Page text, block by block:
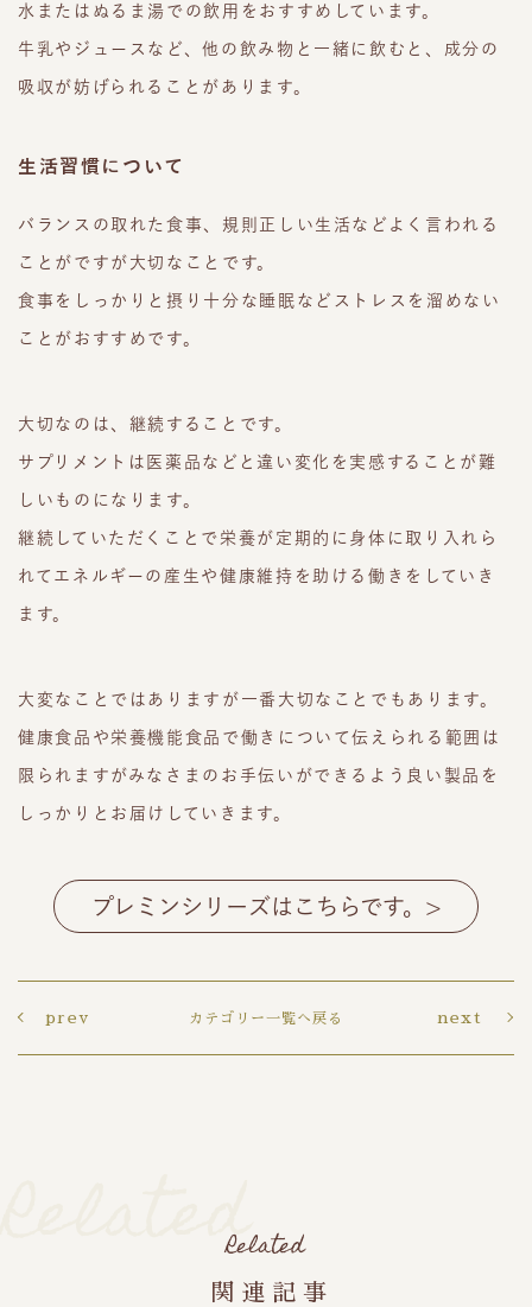
水またはぬるま湯での飲用をおすすめしています。
牛乳やジュースなど、他の飲み物と一緒に飲むと、成分の
吸収が妨げられることがあります。
生活習慣について
バランスの取れた食事、規則正しい生活などよく言われる
ことがですが大切なことです。
食事をしっかりと摂り十分な睡眠などストレスを溜めない
ことがおすすめです。
大切なのは、継続することです。
サプリメントは医薬品などと違い変化を実感することが難
しいものになります。
継続していただくことで栄養が定期的に身体に取り入れら
れてエネルギーの産生や健康維持を助ける働きをしていき
ます。
大変なことではありますが一番大切なことでもあります。
健康食品や栄養機能食品で働きについて伝えられる範囲は
限られますがみなさまのお手伝いができるよう良い製品を
しっかりとお届けしていきます。
プレミンシリーズはこちらです。>
prev カテゴリー一覧へ戻る next
RelatedRelated
関連記事